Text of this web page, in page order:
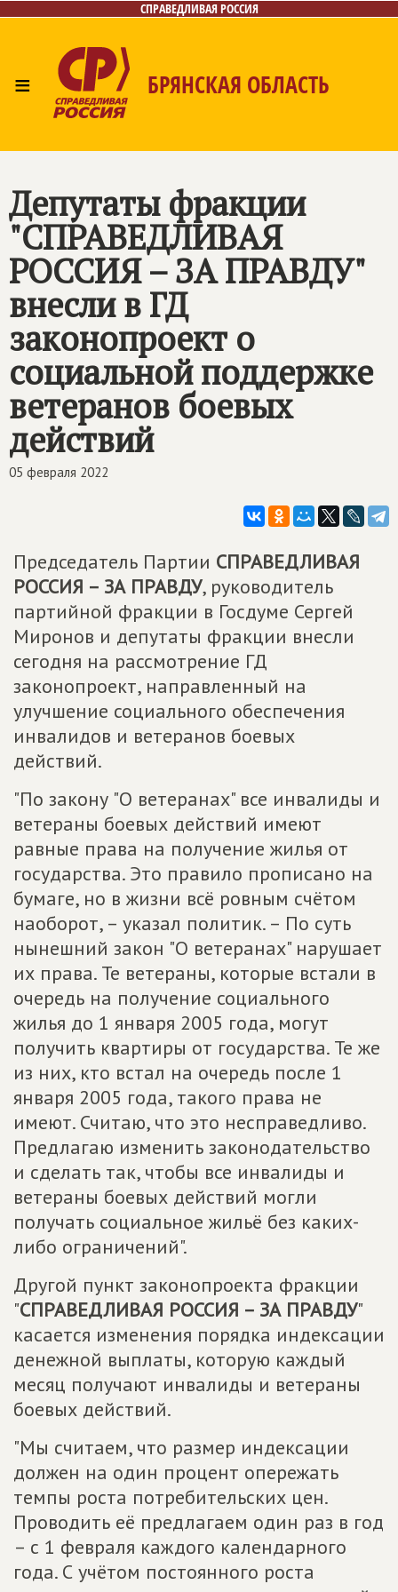
СПРАВЕДЛИВАЯ РОССИЯ
≡ БРЯНСКАЯ ОБЛАСТЬ
Контакты
Депутаты фракции
"СПРАВЕДЛИВАЯ
РОССИЯ – ЗА ПРАВДУ"
внесли в ГД
законопроект о
социальной поддержке
ветеранов боевых
действий
05 февраля 2022
Председатель Партии СПРАВЕДЛИВАЯ
РОССИЯ – ЗА ПРАВДУ, руководитель
партийной фракции в Госдуме Сергей
Миронов и депутаты фракции внесли
сегодня на рассмотрение ГД
законопроект, направленный на
улучшение социального обеспечения
инвалидов и ветеранов боевых
действий.
"По закону "О ветеранах" все инвалиды и
ветераны боевых действий имеют
равные права на получение жилья от
государства. Это правило прописано на
бумаге, но в жизни всё ровным счётом
наоборот, – указал политик. – По суть
нынешний закон "О ветеранах" нарушает
их права. Те ветераны, которые встали в
очередь на получение социального
жилья до 1 января 2005 года, могут
получить квартиры от государства. Те же
из них, кто встал на очередь после 1
января 2005 года, такого права не
имеют. Считаю, что это несправедливо.
Предлагаю изменить законодательство
и сделать так, чтобы все инвалиды и
ветераны боевых действий могли
получать социальное жильё без каких-
либо ограничений".
Другой пункт законопроекта фракции
"СПРАВЕДЛИВАЯ РОССИЯ – ЗА ПРАВДУ"
касается изменения порядка индексации
денежной выплаты, которую каждый
месяц получают инвалиды и ветераны
боевых действий.
"Мы считаем, что размер индексации
должен на один процент опережать
темпы роста потребительских цен.
Проводить её предлагаем один раз в год
– с 1 февраля каждого календарного
года. С учётом постоянного роста